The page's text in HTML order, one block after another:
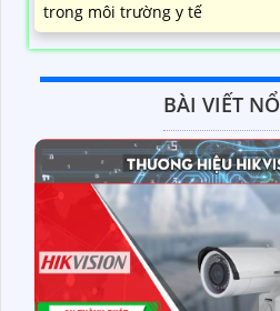
trong môi trường y tế
BÀI VIẾT